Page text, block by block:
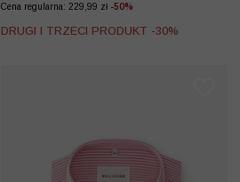
Cena regularna: 229,99 zł -50%
DRUGI I TRZECI PRODUKT -30%